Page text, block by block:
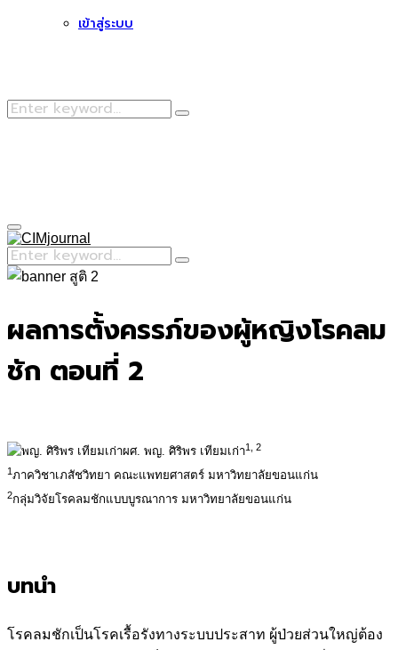
เข้าสู่ระบบ
Search
Search
Primary
Menu
Search
for:
Search
ผลการตั้งครรภ์ของผู้หญิงโรคลม
ชัก ตอนที่ 2
ผศ. พญ. ศิริพร เทียมเก่า1, 2
1ภาควิชาเภสัชวิทยา คณะแพทยศาสตร์ มหาวิทยาลัยขอนแก่น
2กลุ่มวิจัยโรคลมชักแบบบูรณาการ มหาวิทยาลัยขอนแก่น
บทนำ
โรคลมชักเป็นโรคเรื้อรังทางระบบประสาท ผู้ป่วยส่วนใหญ่ต้อง